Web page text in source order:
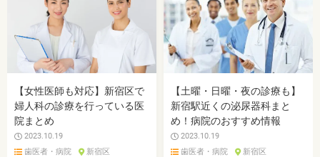
【女性医師も対応】新宿区で
婦人科の診療を行っている医
院まとめ
2023.10.19
歯医者・病院
新宿区
【土曜・日曜・夜の診療も】
新宿駅近くの泌尿器科まと
め！病院のおすすめ情報
2023.10.19
歯医者・病院
新宿区